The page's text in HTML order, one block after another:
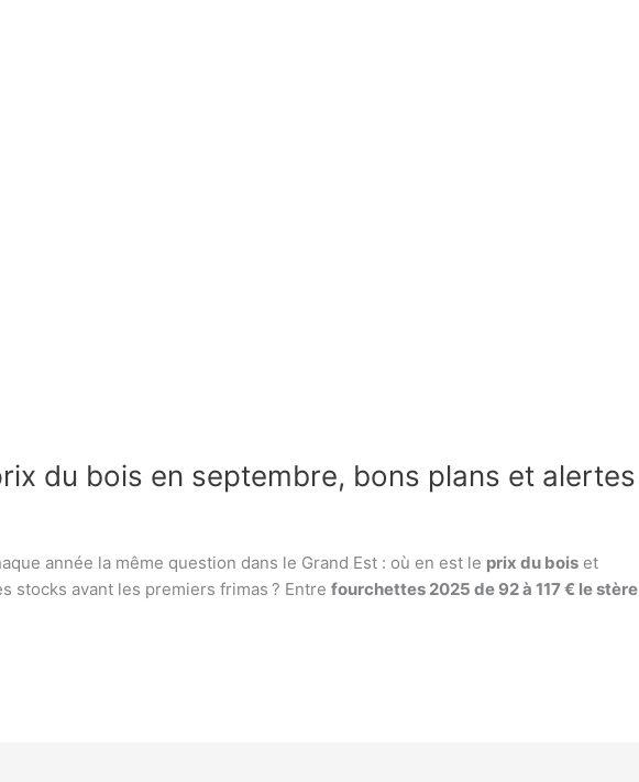
du bois en septembre, bons plans et alertes
année la même question dans le Grand Est : où en est le prix du bois et
stocks avant les premiers frimas ? Entre fourchettes 2025 de 92 à 117 € le stère